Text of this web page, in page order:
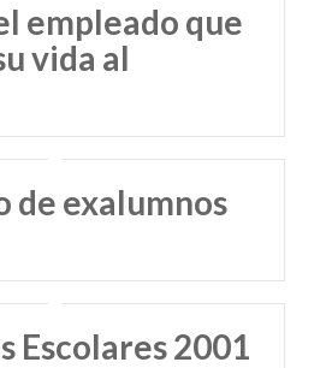
empleado que
vida al
de exalumnos
Escolares 2001